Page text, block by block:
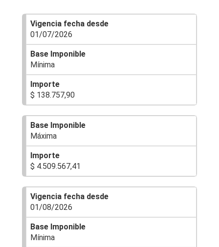
01/07/2026
Mínima
$ 138.757,90
Máxima
$ 4.509.567,41
01/08/2026
Mínima